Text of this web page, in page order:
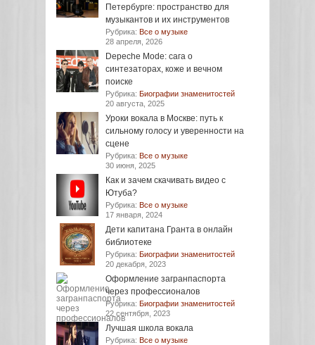
Петербурге: пространство для
музыкантов и их инструментов
Рубрика: Все о музыке
28 апреля, 2026
Depeche Mode: сага о
синтезаторах, коже и вечном
поиске
Рубрика: Биографии знаменитостей
20 августа, 2025
Уроки вокала в Москве: путь к
сильному голосу и уверенности на
сцене
Рубрика: Все о музыке
30 июня, 2025
Как и зачем скачивать видео с
Ютуба?
Рубрика: Все о музыке
17 января, 2024
Дети капитана Гранта в онлайн
библиотеке
Рубрика: Биографии знаменитостей
20 декабря, 2023
Оформление загранпаспорта
через профессионалов
Рубрика: Биографии знаменитостей
22 сентября, 2023
Лучшая школа вокала
Рубрика: Все о музыке